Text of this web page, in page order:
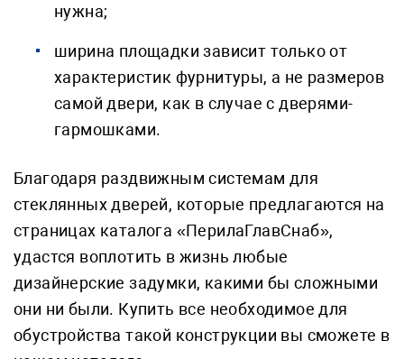
нужна;
ширина площадки зависит только от
характеристик фурнитуры, а не размеров
самой двери, как в случае с дверями-
гармошками.
Благодаря раздвижным системам для
стеклянных дверей, которые предлагаются на
страницах каталога «ПерилаГлавСнаб»,
удастся воплотить в жизнь любые
дизайнерские задумки, какими бы сложными
они ни были. Купить все необходимое для
обустройства такой конструкции вы сможете в